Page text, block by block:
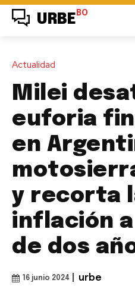
URBE BO
Actualidad
Milei
euforia
en
y recorta
inflación
de dos
16 junio 2024 urbe